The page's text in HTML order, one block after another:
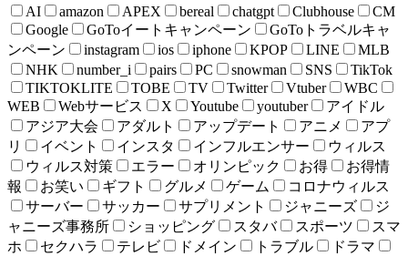
AI amazon APEX bereal chatgpt Clubhouse
CM
Google
GoToイートキャンペーン
GoToトラベルキャ
ンペーン
instagram ios iphone KPOP LINE
MLB
NHK
number_i pairs PC snowman SNS
TikTok
TIKTOKLITE
TOBE TV Twitter Vtuber
WBC
WEB
Webサービス X Youtube youtuber
アイドル
アジア大会
アダルト アップデート アニメ
アプ
リ
イベント インスタ インフルエンサー
ウィルス
ウィルス対策
エラー オリンピック お得
お得情
報
お笑い ギフト グルメ ゲーム
コロナウィルス
サーバー
サッカー サプリメント ジャニーズ
ジ
ャニーズ事務所
ショッピング スタバ スポーツ
スマ
ホ
セクハラ テレビ ドメイン トラブル
ドラマ